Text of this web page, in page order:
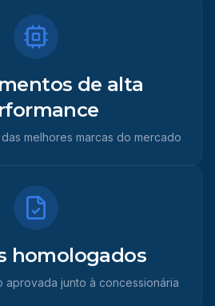
de alta
melhores marcas do mercado
homologados
aprovada junto à concessionária